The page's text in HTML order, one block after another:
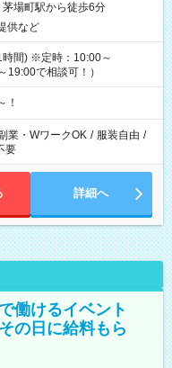
茅場町駅から徒歩6分
供など
間) ※定時：10:00～
で相談可！）
！
業・WワークOK / 服装自由 /
要
詳細へ
働けるイベント
の日に給料もら